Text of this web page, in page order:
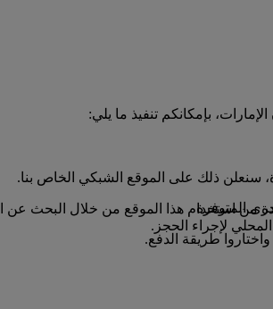
بإمكانكم تنفيذ ما يلي:
المتوفرة
طريقة الدفع.
سنعلن ذلك على الموقع الشبكي الخاص بنا.
من استخدام هذا الموقع من خلال البحث عن
لإجراء الحجز.